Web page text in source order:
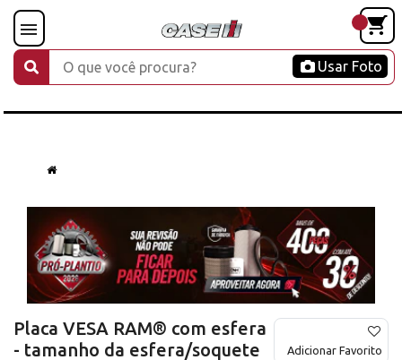
Usar Foto
Placa VESA RAM® com esfera
- tamanho da esfera/soquete
Adicionar Favorito